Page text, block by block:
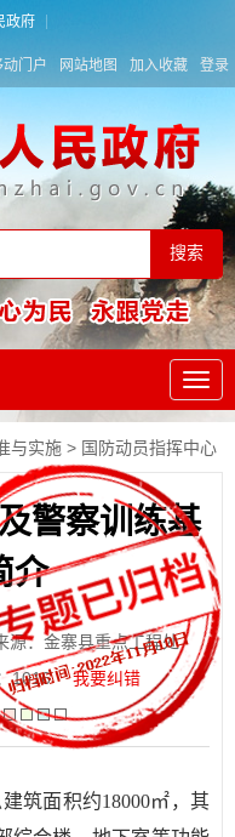
政府
动门户 网站地图 加入收藏 登录
与实施 > 国防动员指挥中心
警察训练基
介
源：金寨县重点工程处
1016
我要纠错
筑面积约18000㎡，其